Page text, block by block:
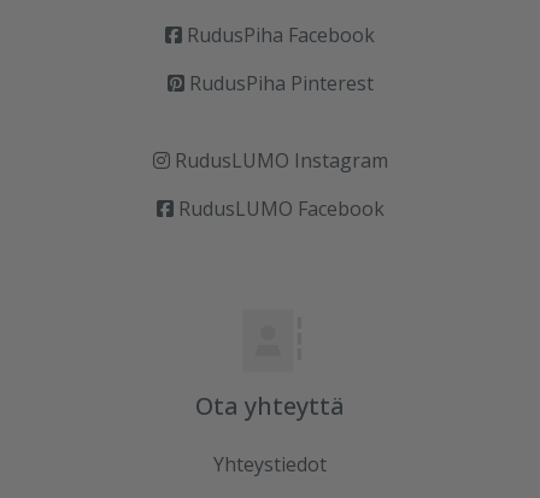
RudusPiha Facebook
RudusPiha Pinterest
RudusLUMO Instagram
RudusLUMO Facebook
Ota yhteyttä
Yhteystiedot